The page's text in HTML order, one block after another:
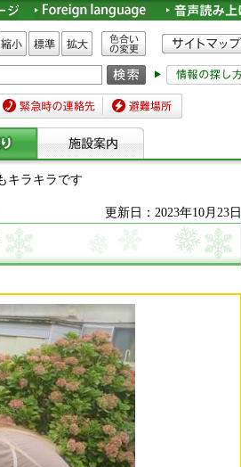
標準 拡大
色合いの変更
緊急時の連絡先 避難場所
キラキラです
更新日：2023年10月23日